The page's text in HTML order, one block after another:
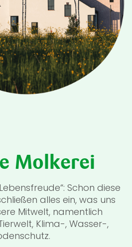
Molkerei
Schon diese
alles ein, was uns
Mitwelt, namentlich
Klima-, Wasser-,